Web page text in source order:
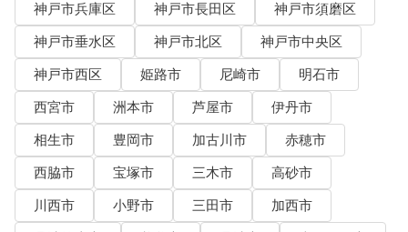
神戸市兵庫区
神戸市長田区
神戸市須磨区
神戸市垂水区
神戸市北区
神戸市中央区
神戸市西区
姫路市 尼崎市
明石市
西宮市
洲本市 芦屋市
伊丹市
相生市
豊岡市 加古川市
赤穂市
西脇市
宝塚市 三木市
高砂市
川西市
小野市 三田市
加西市